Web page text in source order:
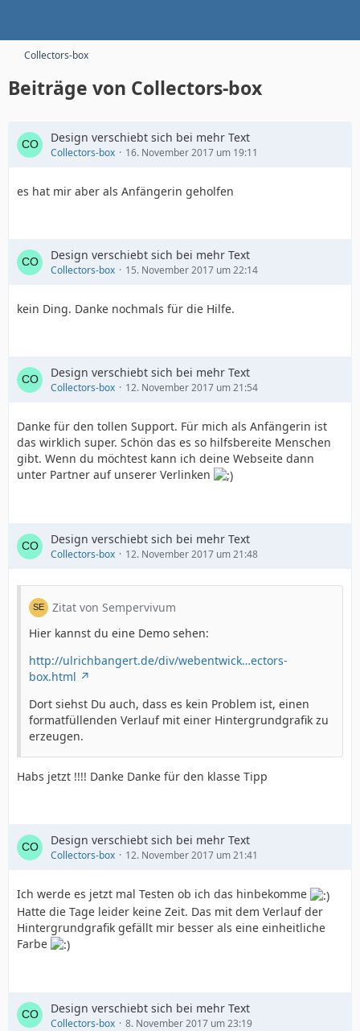
Collectors-box
Beiträge von Collectors-box
Design verschiebt sich bei mehr Text
Collectors-box 16. November 2017 um 19:11
es hat mir aber als Anfängerin geholfen
Design verschiebt sich bei mehr Text
Collectors-box 15. November 2017 um 22:14
kein Ding. Danke nochmals für die Hilfe.
Design verschiebt sich bei mehr Text
Collectors-box 12. November 2017 um 21:54
Danke für den tollen Support. Für mich als Anfängerin ist
das wirklich super. Schön das es so hilfsbereite Menschen
gibt. Wenn du möchtest kann ich deine Webseite dann
unter Partner auf unserer Verlinken
Design verschiebt sich bei mehr Text
Collectors-box 12. November 2017 um 21:48
Zitat von Sempervivum
Hier kannst du eine Demo sehen:
http://ulrichbangert.de/div/webentwick…ectors-
box.html
Dort siehst Du auch, dass es kein Problem ist, einen
formatfüllenden Verlauf mit einer Hintergrundgrafik zu
erzeugen.
Habs jetzt !!!! Danke Danke für den klasse Tipp
Design verschiebt sich bei mehr Text
Collectors-box 12. November 2017 um 21:41
Ich werde es jetzt mal Testen ob ich das hinbekomme
Hatte die Tage leider keine Zeit. Das mit dem Verlauf der
Hintergrundgrafik gefällt mir besser als eine einheitliche
Farbe
Design verschiebt sich bei mehr Text
Collectors-box 8. November 2017 um 23:19